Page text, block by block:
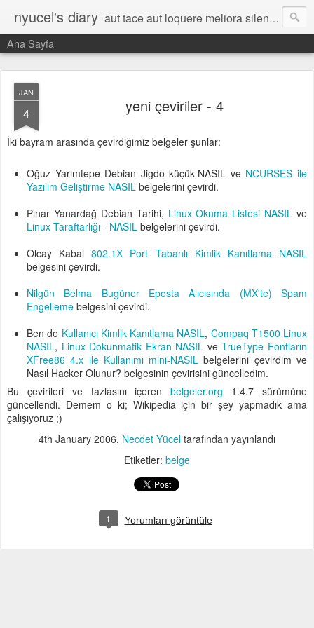
nyucel's diary aut tace aut loquere meliora silentio
Ana Sayfa
JAN
4 yeni çeviriler - 4
İki bayram arasında çevirdiğimiz belgeler şunlar:
Oğuz Yarımtepe Debian Jigdo küçük-NASIL ve NCURSES ile
Yazılım Geliştirme NASIL belgelerini çevirdi.
Pınar Yanardağ Debian Tarihi, Linux Okuma Listesi NASIL ve
Linux Taraftarlığı - NASIL belgelerini çevirdi.
Olcay Kabal802.1X Port Tabanlı Kimlik Kanıtlama NASIL
belgesini çevirdi.
Nilgün Belma Bugüner
Eposta Alıcısında (MX'te) Spam
Engelleme belgesini çevirdi.
Ben de Kullanıcı Kimlik Kanıtlama NASIL, Compaq T1500 Linux
NASIL, Linux Dokunmatik Ekran NASIL veTrueType Fontların
XFree86 4.x ile Kullanımı mini-NASIL belgelerini çevirdim ve
Nasıl Hacker Olunur? belgesinin çevirisini güncelledim.
Bu çevirileri ve fazlasını içerenbelgeler.org 1.4.7 sürümüne
güncellendi. Demem o ki; Wikipedia için bir şey yapmadık ama
çalışıyoruz ;)
4th January 2006, Necdet Yücel tarafından yayınlandı
Etiketler: belge
1 Yorumları görüntüle